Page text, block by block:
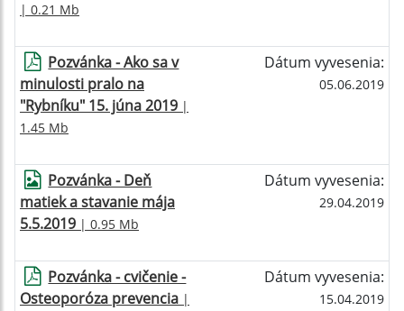
| 0.21 Mb
Pozvánka - Ako sa v
minulosti pralo na
"Rybníku" 15. júna 2019 |
1.45 Mb
Dátum vyvesenia:
05.06.2019
Pozvánka - Deň
matiek a stavanie mája
5.5.2019 | 0.95 Mb
Dátum vyvesenia:
29.04.2019
Pozvánka - cvičenie -
Osteoporóza prevencia |
Dátum vyvesenia:
15.04.2019